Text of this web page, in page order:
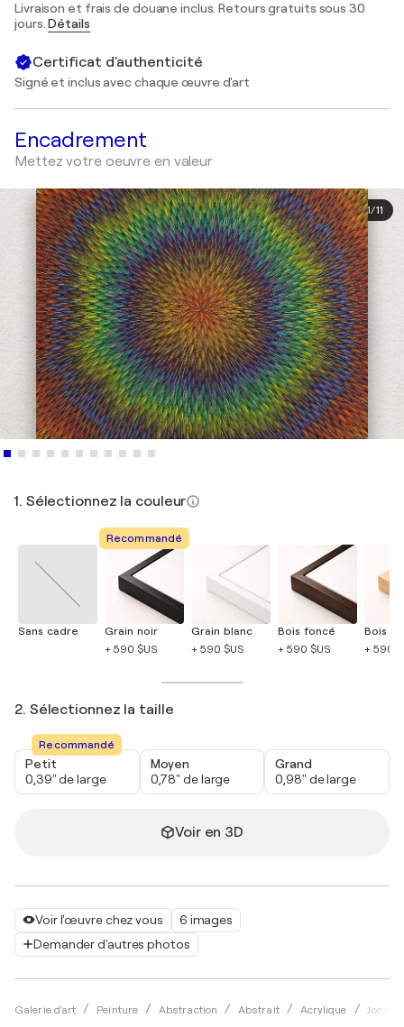
Voir l'œuvre chez vous
6 images
Demander d'autres photos
Galerie d'art Peinture Abstraction Abstrait Acrylique
Livraison et frais de douane inclus. Retours gratuits sous 30
jours.Détails
Certificat d'authenticité
Signé et inclus avec chaque œuvre d'art
Encadrement
Mettez votre oeuvre en valeur
1/11
1. Sélectionnez la couleur
Sans cadre
Recommandé
Grain noir
+ 590 $US
Grain blanc
+ 590 $US
Bois foncé
+ 590 $US
Bois
+ 590
2. Sélectionnez la taille
Recommandé
Petit
0,39" de large
Moyen
0,78" de large
Grand
0,98" de large
Voir en 3D